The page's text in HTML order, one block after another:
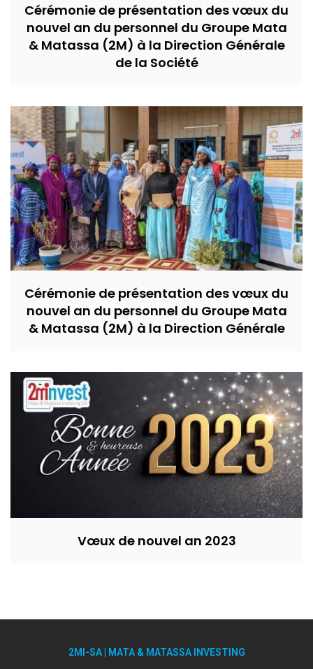
Cérémonie de présentation des vœux du
nouvel an du personnel du Groupe Mata
& Matassa (2M) à la Direction Générale
de la Société
Cérémonie de présentation des vœux du
nouvel an du personnel du Groupe Mata
& Matassa (2M) à la Direction Générale
Vœux de nouvel an 2023
2MI-SA | MATA & MATASSA INVESTING